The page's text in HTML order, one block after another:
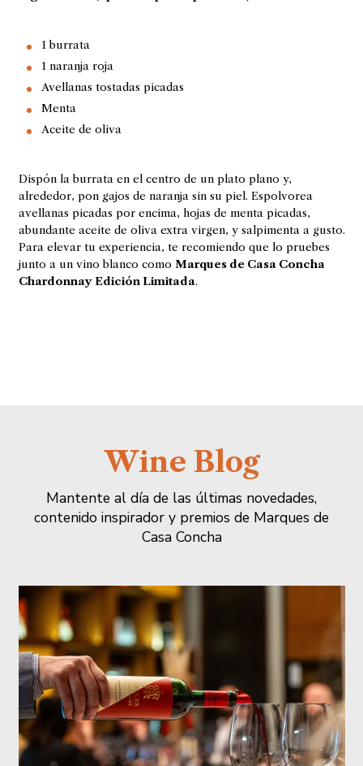
1 burrata
1 naranja roja
Avellanas tostadas picadas
Menta
Aceite de oliva
Dispón la burrata en el centro de un plato plano y,
alrededor, pon gajos de naranja sin su piel. Espolvorea
avellanas picadas por encima, hojas de menta picadas,
abundante aceite de oliva extra virgen, y salpimenta a gusto.
Para elevar tu experiencia, te recomiendo que lo pruebes
junto a un vino blanco como Marques de Casa Concha
Chardonnay Edición Limitada.
Wine Blog
Mantente al día de las últimas novedades,
contenido inspirador y premios de Marques de
Casa Concha